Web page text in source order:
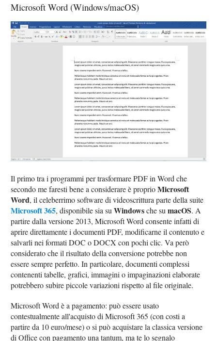
Microsoft Word (Windows/macOS)
Il primo tra i programmi per trasformare PDF in Word che
secondo me faresti bene a considerare è proprioMicrosoft
Word, il celeberrimo software di videoscrittura parte della suite
Microsoft 365, disponibile sia suWindowsche sumacOS. A
partire dalla versione 2013, Microsoft Word consente infatti di
aprire direttamente i documenti PDF, modificarne il contenuto e
salvarli nei formati DOC o DOCX con pochi clic. Va però
considerato che il risultato della conversione potrebbe non
essere sempre perfetto. In particolare, documenti complessi
contenenti tabelle, grafici, immagini o impaginazioni elaborate
potrebbero subire piccole variazioni rispetto al file originale.
Microsoft Word è a pagamento: può essere usato
contestualmente all'acquisto di Microsoft 365 (con costi a
partire da 10 euro/mese) o si può acquistare la classica versione
di Office con pagamento una tantum, ma te lo segnalo